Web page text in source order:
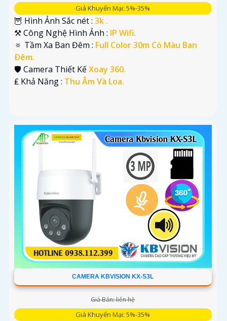
Giá Khuyến Mại: 5%-35%
🦉 Hình Ảnh Sắc nét : 3k .
⚒ Công Nghệ Hình Ảnh : IP Wifi.
🔅 Tầm Xa Ban Đêm : Full Color 30m Có Màu Ban
Ðêm.
🛡 Camera Thiết KếXoay 360.
️₤ Khả Năng : Thu Âm Và Loa.
CAMERA KBVISION KX-S3L
Giá Bán: liên hệ
Giá Khuyến Mại: 5%-35%